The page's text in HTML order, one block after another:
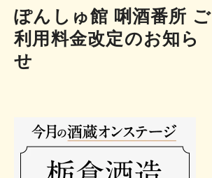
ぽんしゅ館 唎酒番所 ご
利⽤料金改定のお知ら
せ